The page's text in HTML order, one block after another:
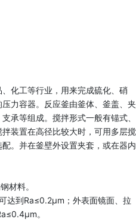
化工等行业，用来完成硫化、硝
力容器。反应釜由釜体、釜盖、夹
承等组成。搅拌形式一般有锚式、
装置在高径比较大时，可用多层搅
。并在釜壁外设置夹套，或在器内
材料。
达到Ra≤0.2μm；外表面镜面、拉
。